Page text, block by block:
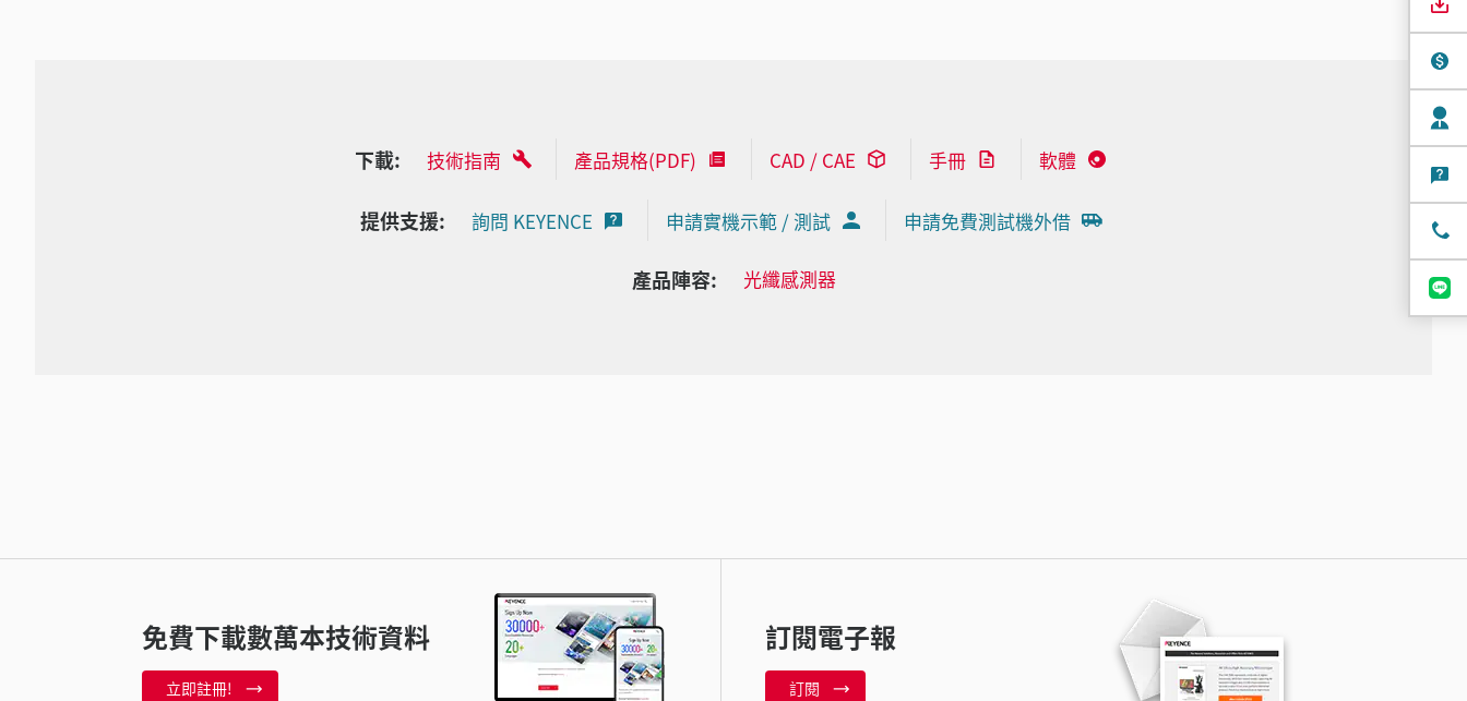
下載: 技術指南 產品規格(PDF) CAD / CAE 手冊 軟體
提供支援: 詢問 KEYENCE 申請實機示範 / 測試 申請免費測試機外借
產品陣容: 光纖感測器
免費下載數萬本技術資料
立即註冊!
訂閱電子報
訂閱